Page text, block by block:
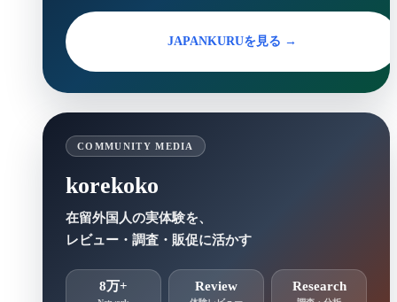
JAPANKURUを見る →
COMMUNITY MEDIA
korekoko
在留外国人の実体験を、
レビュー・調査・販促に活かす
8万+ Review Research